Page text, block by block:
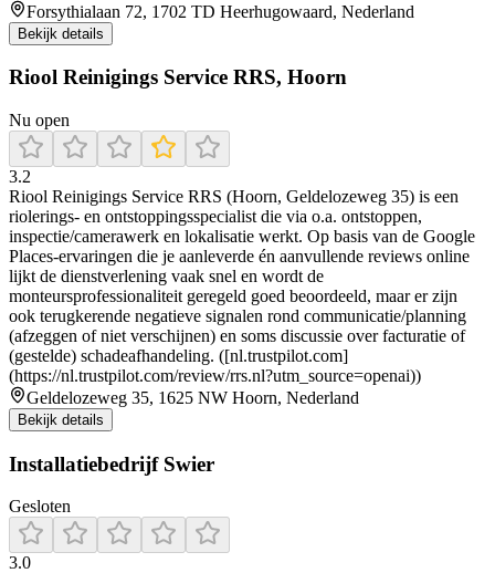
Forsythialaan 72, 1702 TD Heerhugowaard, Nederland
Bekijk details
Riool Reinigings Service RRS, Hoorn
Nu open
3.2
Riool Reinigings Service RRS (Hoorn, Geldelozeweg 35) is een
riolerings- en ontstoppingsspecialist die via o.a. ontstoppen,
inspectie/camerawerk en lokalisatie werkt. Op basis van de Google
Places-ervaringen die je aanleverde én aanvullende reviews online
lijkt de dienstverlening vaak snel en wordt de
monteursprofessionaliteit geregeld goed beoordeeld, maar er zijn
ook terugkerende negatieve signalen rond communicatie/planning
(afzeggen of niet verschijnen) en soms discussie over facturatie of
(gestelde) schadeafhandeling. ([nl.trustpilot.com]
(https://nl.trustpilot.com/review/rrs.nl?utm_source=openai))
Geldelozeweg 35, 1625 NW Hoorn, Nederland
Bekijk details
Installatiebedrijf Swier
Gesloten
3.0